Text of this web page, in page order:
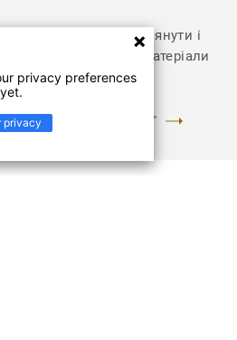
щоб переглянути і
з укладання та інші матеріали
ТА ЗОБРАЖЕННЯ"
privacy preferences
privacy